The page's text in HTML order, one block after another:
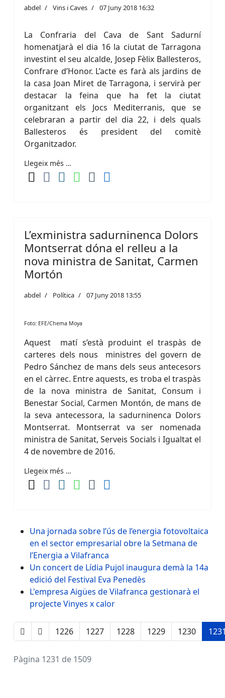
abdel Vins i Caves 07 Juny 2018 16:32
La Confraria del Cava de Sant Sadurní
homenatjarà el dia 16 la ciutat de Tarragona
investint el seu alcalde, Josep Fèlix Ballesteros,
Confrare d’Honor. L’acte es farà als jardins de
la casa Joan Miret de Tarragona, i servirà per
destacar la feina que ha fet la ciutat
organitzant els Jocs Mediterranis, que se
celebraran a partir del dia 22, i dels quals
Ballesteros és president del comitè
Organitzador.
Llegeix més …
L’exministra sadurninenca Dolors
Montserrat dóna el relleu a la
nova ministra de Sanitat, Carmen
Mortón
abdel Política 07 Juny 2018 13:55
Foto: EFE/Chema Moya
Aquest matí s’està produint el traspàs de
carteres dels nous ministres del govern de
Pedro Sánchez de mans dels seus antecesors
en el càrrec. Entre aquests, es troba el traspàs
de la nova ministra de Sanitat, Consum i
Benestar Social, Carmen Montón, de mans de
la seva antecessora, la sadurninenca Dolors
Montserrat. Montserrat va ser nomenada
ministra de Sanitat, Serveis Socials i Igualtat el
4 de novembre de 2016.
Llegeix més …
Una jornada sobre l’ús de l’energia fotovoltaica
en el sector empresarial obre la Setmana de
l’Energia a Vilafranca
Un concert de Lídia Pujol inaugura demà la 14a
edició del Festival Eva Penedès
L'empresa Aigües de Vilafranca gestionarà el
projecte Vinyes x calor
1226 1227 1228 1229 1230
Pàgina 1231 de 1509